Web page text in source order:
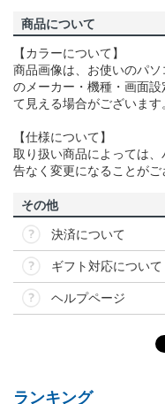
商品について
【カラーについて】
商品画像は、お使いのパ
のメーカー・機種・画面
て見える場合がございます
【仕様について】
取り扱い商品によっては
告なく変更になることがご
その他
決済について
ギフト対応について
ヘルプページ
ランキング